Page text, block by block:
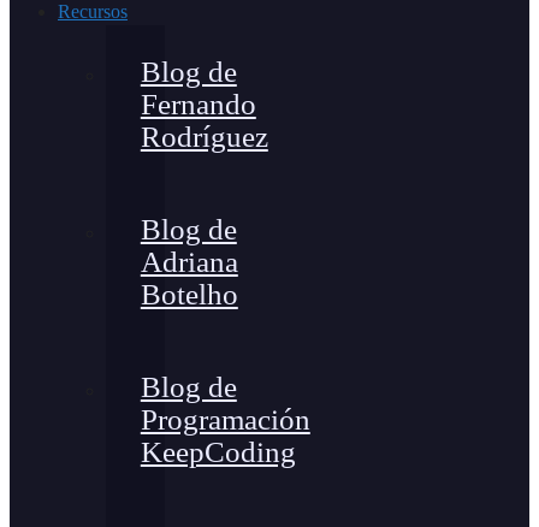
Recursos
Blog de
Fernando
Rodríguez
Blog de
Adriana
Botelho
Blog de
Programación
KeepCoding